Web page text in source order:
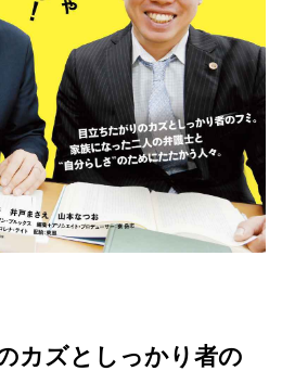
カズとしっかり者の